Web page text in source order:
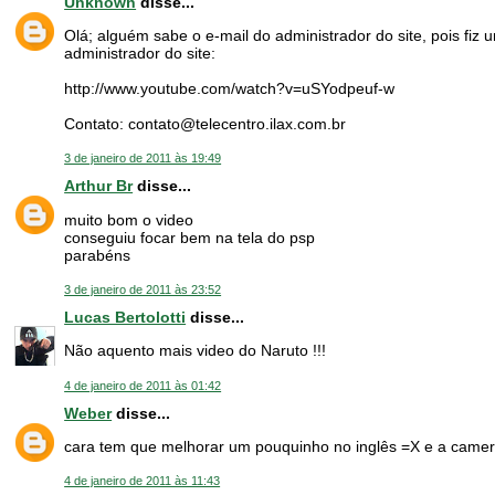
Olá; alguém sabe o e-mail do administrador do site, pois fiz
administrador do site:
http://www.youtube.com/watch?v=uSYodpeuf-w
Contato: contato@telecentro.ilax.com.br
3 de janeiro de 2011 às 19:49
Arthur Brdisse...
muito bom o video
conseguiu focar bem na tela do psp
parabéns
3 de janeiro de 2011 às 23:52
Lucas Bertolotti disse...
Não aquento mais video do Naruto !!!
4 de janeiro de 2011 às 01:42
Weberdisse...
cara tem que melhorar um pouquinho no inglês =X e a
4 de janeiro de 2011 às 11:43